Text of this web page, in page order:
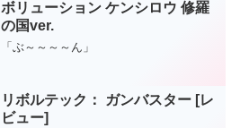
ボリューション ケンシロウ 修羅
の国ver.
「ぶ～～～～ん」
リボルテック： ガンバスター [レ
ビュー]